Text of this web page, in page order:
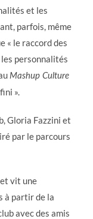
et les
parfois, même
« le raccord des
personnalités
Mashup Culture
».
Gloria Fazzini et
par le parcours
vit une
à partir de la
avec des amis